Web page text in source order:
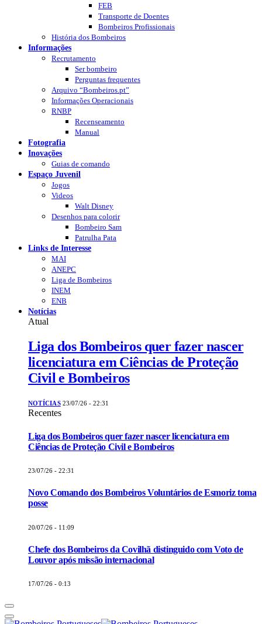
FEB
Transporte de Doentes
Bombeiros Profissionais
História dos Bombeiros
Informações
Recrutamento
Ser bombeiro
Perguntas frequentes
Arquivo “Bombeiros.pt”
Informações Operacionais
RNBP
Recenseamento
Manual
Fotografia
Inovações
Guias de comando
Espaço Juvenil
Jogos
Videos
Walt Disney
Desenhos para colorir
Bombeiro Sam
Patrulha Pata
Links de Interesse
MAI
ANEPC
Liga de Bombeiros
INEM
ENB
Notícias
Atual
Liga dos Bombeiros quer fazer nascer
licenciatura em Ciências de Proteção
Civil e Bombeiros
NOTÍCIAS 23/07/26 - 22:31
Recentes
Liga dos Bombeiros quer fazer nascer licenciatura em
Ciências de Proteção Civil e Bombeiros
23/07/26 - 22:31
Novo Comando dos Bombeiros Voluntários de Esmoriz toma
posse
20/07/26 - 11:09
Chefe dos Bombeiros da Covilhã distinguido com Voto de
Louvor após missão internacional
17/07/26 - 0:13